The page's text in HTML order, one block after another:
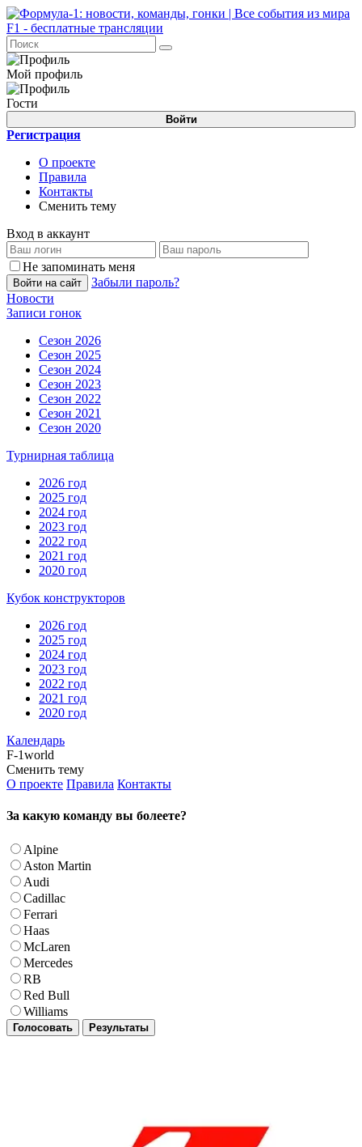
Мой профиль
Гости
Войти
Регистрация
О проекте
Правила
Контакты
Сменить тему
Вход в аккаунт
Не запоминать меня
Войти на сайт
Забыли пароль?
Новости
Записи гонок
Сезон 2026
Сезон 2025
Сезон 2024
Сезон 2023
Сезон 2022
Сезон 2021
Сезон 2020
Турнирная таблица
2026 год
2025 год
2024 год
2023 год
2022 год
2021 год
2020 год
Кубок конструкторов
2026 год
2025 год
2024 год
2023 год
2022 год
2021 год
2020 год
Календарь
F-1world
Сменить тему
О проекте Правила Контакты
За какую команду вы болеете?
Alpine
Aston Martin
Audi
Cadillac
Ferrari
Haas
McLaren
Mercedes
RB
Red Bull
Williams
Голосовать Результаты